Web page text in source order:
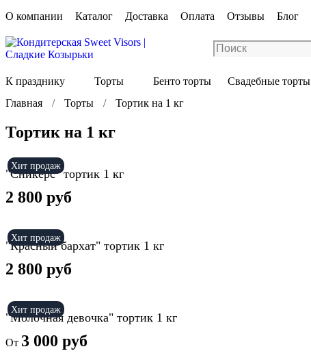
О компании Каталог Доставка Оплата Отзывы Блог
К празднику Торты Бенто торты Свадебные торты
Главная
Торты Тортик на 1 кг
Тортик на 1 кг
Хит продаж
"Сникерс" тортик 1 кг
2 800 руб
Хит продаж
"Красный бархат" тортик 1 кг
2 800 руб
Хит продаж
"Молочная девочка" тортик 1 кг
От 3 000 руб